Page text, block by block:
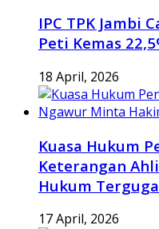
IPC TPK Jambi
Peti Kemas
18 April, 2026
Kuasa Hukum
Keterangan
Hukum
17 April, 2026